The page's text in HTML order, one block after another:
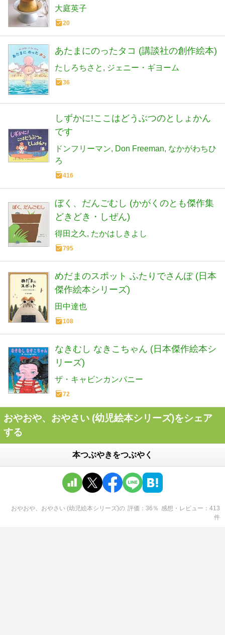
大庭英子
20
あたまにのったタコ (講談社の創作絵本)
たしろちさと ジェニー・ギヨーム
36
しずかに!ここはどうぶつのとしょかん
です
ドンフリーマン Don Freeman なかがわちひ
ろ
416
ぼく、だんごむし (かがくのとも傑作集
どきどき・しぜん)
得田之久 たかはしきよし
795
めだまのスポット ふたりでさんぽ (日本
傑作絵本シリーズ)
田中達也
108
なきむし なきこちゃん (日本傑作絵本シ
リーズ)
ザ・キャビンカンパニー
72
おやおや、おやさい (幼児絵本シリーズ)をシェア
する
本つぶやきをつぶやく
おやおや、おやさい (幼児絵本シリーズ)の 評価 36 ％ 感想・レビュー
413
件